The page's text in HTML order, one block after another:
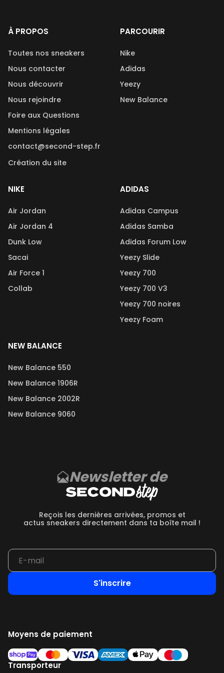
À PROPOS
Toutes nos sneakers
Nous contacter
Nous découvrir
Nous rejoindre
Foire aux Questions
Mentions légales
contact@second-step.fr
Création du site
PARCOURIR
Nike
Adidas
Yeezy
New Balance
NIKE
Air Jordan
Air Jordan 4
Dunk Low
Sacai
Air Force 1
Collab
ADIDAS
Adidas Campus
Adidas Samba
Adidas Forum Low
Yeezy Slide
Yeezy 700
Yeezy 700 V3
Yeezy 700 noires
Yeezy Foam
NEW BALANCE
New Balance 550
New Balance 1906R
New Balance 2002R
New Balance 9060
Newsletter de
Reçois les dernières arrivées, promos et
actus sneakers directement dans ta boîte mail !
S'inscrire
Moyens de paiement
Transporteur